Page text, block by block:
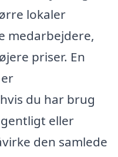
lokaler
medarbejdere,
priser. En
du har brug
eller
den samlede